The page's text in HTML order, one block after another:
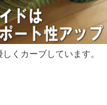
くカーブしています。